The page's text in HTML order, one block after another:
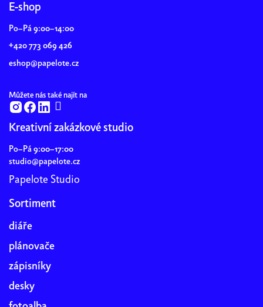
E-shop
Po–Pá 9:00–14:00
+420 773 069 426
eshop@papelote.cz
Můžete nás také najít na
Kreativní zakázkové studio
Po–Pá 9:00–17:00
studio@papelote.cz
Papelote Studio
Sortiment
diáře
plánovače
zápisníky
desky